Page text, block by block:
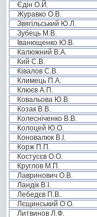
Єдін О.Й.
Журавко О.В.
Звягільський Ю.Л.
Зубець М.В.
Іванющенко Ю.В.
Калюжний В.А.
Кий С.В.
Ківалов С.В.
Климець П.А.
Клюєв А.П.
Ковальова Ю.В.
Козак В.В.
Колесніченко В.В.
Колоцей Ю.О.
Коновалюк В.І.
Корж П.П.
Костусєв О.О.
Круглов М.П.
Лавринович О.В.
Ландік В.І.
Лебедєв П.В.
Лєщинський О.О.
Литвинов Л.Ф.